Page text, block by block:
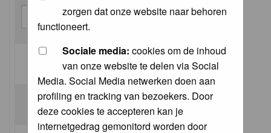
zorgen dat onze website naar behoren
functioneert.
Sociale media: cookies om de inhoud
van onze website te delen via Social
Media. Social Media netwerken doen aan
profiling en tracking van bezoekers. Door
deze cookies te accepteren kan je
internetgedrag gemonitord worden door
Log me on automatically each visit: